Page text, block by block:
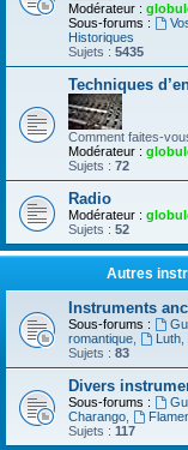
Modérateur :
Sous-forums :
Historiques
Sujets : 5435
Techniques
Comment faites-
Modérateur :
Sujets : 72
Radio
Modérateur :
Sujets : 52
Autres
Instruments
Sous-forums :
romantique
Luth,
Sujets : 83
Divers
Sous-forums :
Charango
Sujets : 117